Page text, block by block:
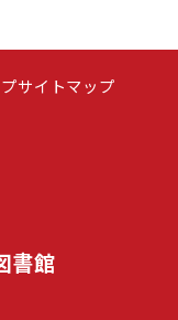
サイトマップ
書館